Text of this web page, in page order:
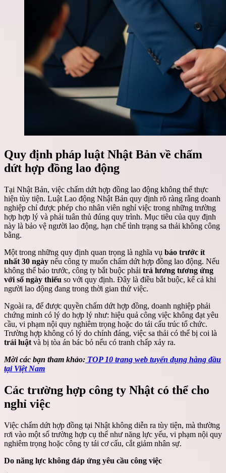
Quy định pháp luật Nhật Bản về chấm
dứt hợp đồng lao động
Tại Nhật Bản, việc chấm dứt hợp đồng lao động không thể thực
hiện tùy tiện. Luật Lao động Nhật Bản quy định rõ ràng rằng doanh
nghiệp chỉ được phép cho nhân viên nghỉ việc trong những trường
hợp hợp lý và phải tuân thủ đúng quy trình. Mục tiêu của quy định
này là bảo vệ người lao động, hạn chế tình trạng sa thải không công
bằng.
Một trong những quy định quan trọng là nghĩa vụ báo trước ít
nhất 30 ngày nếu công ty muốn chấm dứt hợp đồng lao động. Nếu
không thể báo trước, công ty bắt buộc phải trả lương tương ứng
với số ngày thiếu so với quy định. Đây là điều bắt buộc, kể cả khi
người lao động đang trong thời gian thử việc.
Ngoài ra, để được quyền chấm dứt hợp đồng, doanh nghiệp phải
chứng minh có lý do hợp lý như: hiệu quả công việc không đạt yêu
cầu, vi phạm nội quy nghiêm trọng hoặc do tái cấu trúc tổ chức.
Trường hợp không có lý do chính đáng, việc sa thải có thể bị coi là
trái luật và bị tòa án bác bỏ nếu có tranh chấp xảy ra.
Mời các bạn tham khảo: TOP 10 trang web tuyển dụng hàng đầu
tại Việt Nam
Các trường hợp công ty Nhật có thể cho
nghỉ việc
Việc chấm dứt hợp đồng tại Nhật không diễn ra tùy tiện, mà thường
rơi vào một số trường hợp cụ thể như năng lực yếu, vi phạm nội quy
nghiêm trọng hoặc công ty tái cơ cấu, cắt giảm nhân sự.
Do năng lực không đáp ứng yêu cầu công việc